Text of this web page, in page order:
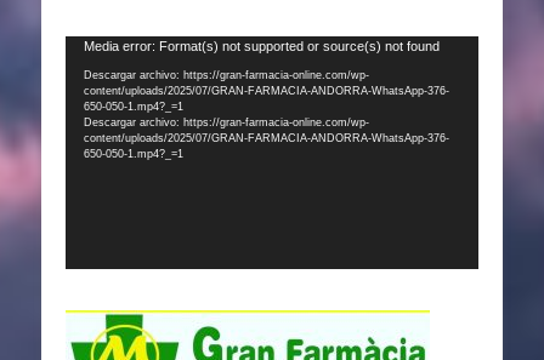
Reproductor
vídeo
Media error: Format(s) not supported or source(s) not found
Descargar archivo: https://gran-farmacia-online.com/wp-
content/uploads/2025/07/GRAN-FARMACIA-ANDORRA-WhatsApp-376-
650-050-1.mp4?_=1
Descargar archivo: https://gran-farmacia-online.com/wp-
content/uploads/2025/07/GRAN-FARMACIA-ANDORRA-WhatsApp-376-
650-050-1.mp4?_=1